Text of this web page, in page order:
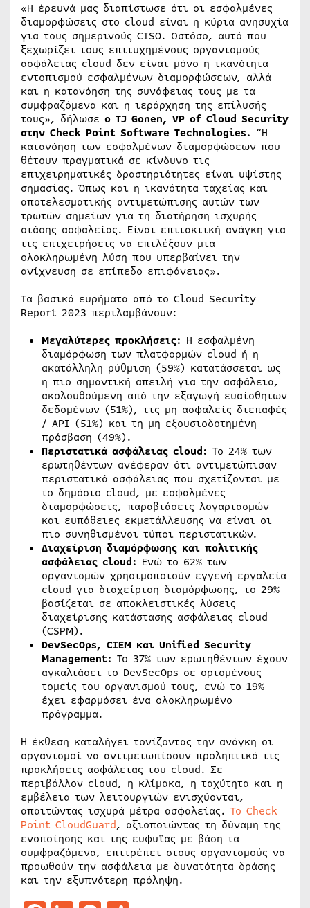
«Η έρευνά μας διαπίστωσε ότι οι εσφαλμένες
διαμορφώσεις στο cloud είναι η κύρια ανησυχία
για τους σημερινούς CISO. Ωστόσο, αυτό που
ξεχωρίζει τους επιτυχημένους οργανισμούς
ασφάλειας cloud δεν είναι μόνο η ικανότητα
εντοπισμού εσφαλμένων διαμορφώσεων, αλλά
και η κατανόηση της συνάφειας τους με τα
συμφραζόμενα και η ιεράρχηση της επίλυσής
τους», δήλωσε ο TJ Gonen, VP of Cloud Security
στην Check Point Software Technologies. “Η
κατανόηση των εσφαλμένων διαμορφώσεων που
θέτουν πραγματικά σε κίνδυνο τις
επιχειρηματικές δραστηριότητες είναι υψίστης
σημασίας. Όπως και η ικανότητα ταχείας και
αποτελεσματικής αντιμετώπισης αυτών των
τρωτών σημείων για τη διατήρηση ισχυρής
στάσης ασφαλείας. Είναι επιτακτική ανάγκη για
τις επιχειρήσεις να επιλέξουν μια
ολοκληρωμένη λύση που υπερβαίνει την
ανίχνευση σε επίπεδο επιφάνειας».
Τα βασικά ευρήματα από τo Cloud Security
Report 2023 περιλαμβάνουν:
Μεγαλύτερες προκλήσεις: Η εσφαλμένη
διαμόρφωση των πλατφορμών cloud ή η
ακατάλληλη ρύθμιση (59%) κατατάσσεται ως
η πιο σημαντική απειλή για την ασφάλεια,
ακολουθούμενη από την εξαγωγή ευαίσθητων
δεδομένων (51%), τις μη ασφαλείς διεπαφές
/ API (51%) και τη μη εξουσιοδοτημένη
πρόσβαση (49%).
Περιστατικά ασφάλειας cloud: Το 24% των
ερωτηθέντων ανέφεραν ότι αντιμετώπισαν
περιστατικά ασφάλειας που σχετίζονται με
το δημόσιο cloud, με εσφαλμένες
διαμορφώσεις, παραβιάσεις λογαριασμών
και ευπάθειες εκμετάλλευσης να είναι οι
πιο συνηθισμένοι τύποι περιστατικών.
Διαχείριση διαμόρφωσης και πολιτικής
ασφάλειας cloud: Ενώ το 62% των
οργανισμών χρησιμοποιούν εγγενή εργαλεία
cloud για διαχείριση διαμόρφωσης, το 29%
βασίζεται σε αποκλειστικές λύσεις
διαχείρισης κατάστασης ασφάλειας cloud
(CSPM).
DevSecOps, CIEM και Unified Security
Management: Το 37% των ερωτηθέντων έχουν
αγκαλιάσει το DevSecOps σε ορισμένους
τομείς του οργανισμού τους, ενώ το 19%
έχει εφαρμόσει ένα ολοκληρωμένο
πρόγραμμα.
Η έκθεση καταλήγει τονίζοντας την ανάγκη οι
οργανισμοί να αντιμετωπίσουν προληπτικά τις
προκλήσεις ασφάλειας του cloud. Σε
περιβάλλον cloud, η κλίμακα, η ταχύτητα και η
εμβέλεια των λειτουργιών ενισχύονται,
απαιτώντας ισχυρά μέτρα ασφαλείας. Το Check
Point CloudGuard, αξιοποιώντας τη δύναμη της
ενοποίησης και της ευφυΐας με βάση τα
συμφραζόμενα, επιτρέπει στους οργανισμούς να
προωθούν την ασφάλεια με δυνατότητα δράσης
και την εξυπνότερη πρόληψη.